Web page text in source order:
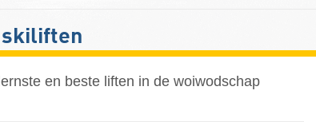
skiliften
en beste liften in de woiwodschap